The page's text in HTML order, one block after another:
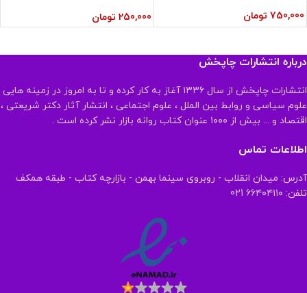
750,000 تومان 250,000 تومان
درباره انتشارات چاپخش
انتشارات چاپخش از سال ۱۳۳۶ آغاز به کار کرده و تا به امروز در زمینه هایی
علوم سیاسی و روابط بین الملل ، علوم اجتماعی ، انتشار آثار دکتر شریعتی ،
اقتصاد و ... بیش از ۱۰۰۰ عنوان کتاب روانه بازار نشر کرده است .
اطلاعات تماس
آدرس: میدان انقلاب - روبروی سینما بهمن - بازارچه کتاب - طبقه همکف
تلفن: ۶۶۴۰۴۱۱۰ 021